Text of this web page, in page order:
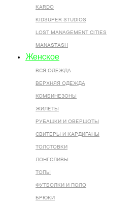
KARDO
KIDSUPER STUDIOS
LOST MANAGEMENT CITIES
MANASTASH
Женское
ВСЯ ОДЕЖДА
ВЕРХНЯЯ ОДЕЖДА
КОМБИНЕЗОНЫ
ЖИЛЕТЫ
РУБАШКИ И ОВЕРШОТЫ
СВИТЕРЫ И КАРДИГАНЫ
ТОЛСТОВКИ
ЛОНГСЛИВЫ
ТОПЫ
ФУТБОЛКИ И ПОЛО
БРЮКИ